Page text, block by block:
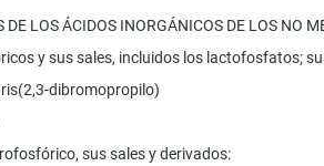
DE LOS ÁCIDOS INORGÁNICOS DE LOS NO
y sus sales, incluidos los lactofosfatos;
dibromopropilo)
sus sales y derivados: